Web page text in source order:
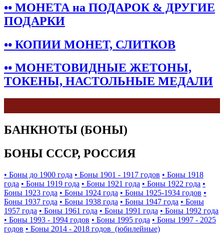
•• МОНЕТА на ПОДАРОК & ДРУГИЕ
ПОДАРКИ
•• КОПИИ МОНЕТ, СЛИТКОВ
•• МОНЕТОВИДНЫЕ ЖЕТОНЫ,
ТОКЕНЫ, НАСТОЛЬНЫЕ МЕДАЛИ
БАНКНОТЫ (БОНЫ)
БОНЫ СССР, РОССИЯ
• Боны до 1900 года • Боны 1901 - 1917 годов • Боны 1918
года • Боны 1919 года • Боны 1921 года • Боны 1922 года •
Боны 1923 года • Боны 1924 года • Боны 1925-1934 годов •
Боны 1937 года • Боны 1938 года • Боны 1947 года • Боны
1957 года • Боны 1961 года • Боны 1991 года • Боны 1992 года
• Боны 1993 - 1994 годов • Боны 1995 года • Боны 1997 - 2025
годов • Боны 2014 - 2018 годов (юбилейные)